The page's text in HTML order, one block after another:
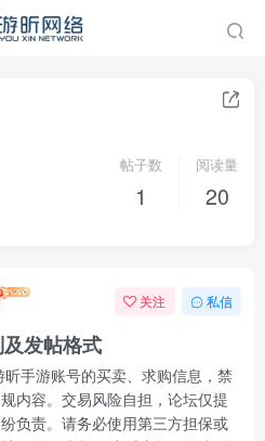
帖子数
1
阅读量
20
关注 私信
发帖格式
手游账号的买卖、求购信息，禁
内容。交易风险自担，论坛仅提
负责。请务必使用第三方担保或